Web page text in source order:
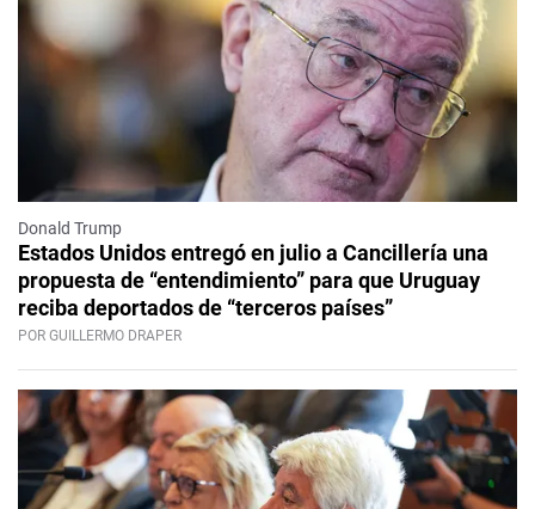
Donald Trump
Estados Unidos entregó en julio a Cancillería una
propuesta de “entendimiento” para que Uruguay
reciba deportados de “terceros países”
POR GUILLERMO DRAPER